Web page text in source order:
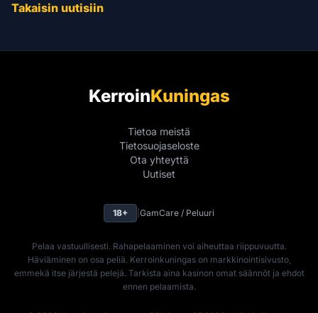
Takaisin uutisiin
KerroinKuningas
Tietoa meistä
Tietosuojaseloste
Ota yhteyttä
Uutiset
18+ GamCare / Peluuri
Pelaa vastuullisesti. Rahapelaaminen voi aiheuttaa riippuvuutta.
Häviäminen on osa peliä. Kerroinkuningas on markkinointisivusto,
emmekä itse järjestä pelejä. Tarkista aina kasinon omat säännöt ja ehdot
ennen pelaamista.